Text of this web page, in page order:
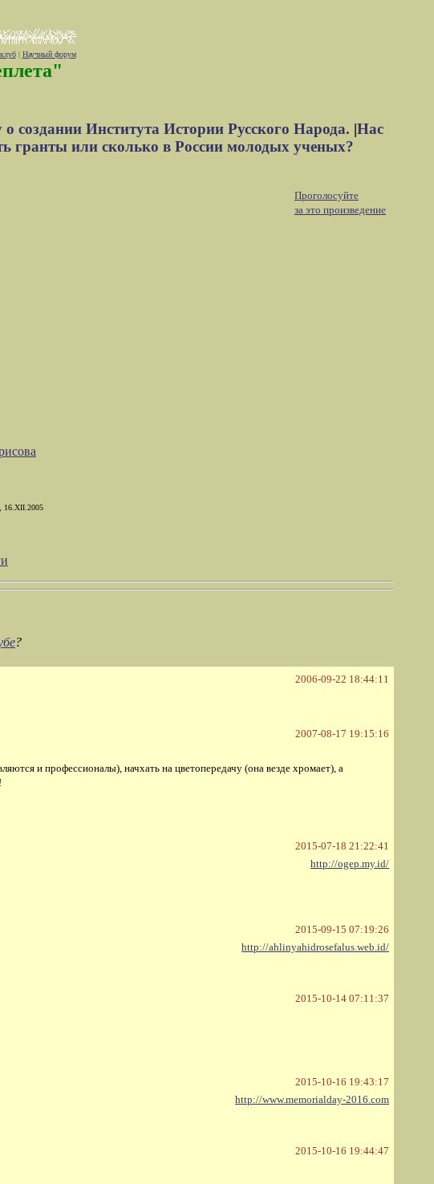
| Научный форум
создании Института Истории Русского Народа. |Нас
гранты или сколько в России молодых ученых?
Проголосуйте
за это произведение
16.XII.2005
?
2006-09-22 18:44:11
2007-08-17 19:15:16
и профессионалы), начхать на цветопередачу (она везде хромает), а
2015-07-18 21:22:41
http://ogep.my.id/
2015-09-15 07:19:26
http://ahlinyahidrosefalus.web.id/
2015-10-14 07:11:37
2015-10-16 19:43:17
http://www.memorialday-2016.com
2015-10-16 19:44:47